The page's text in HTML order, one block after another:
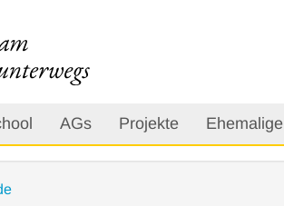
AGs Projekte Ehemalige